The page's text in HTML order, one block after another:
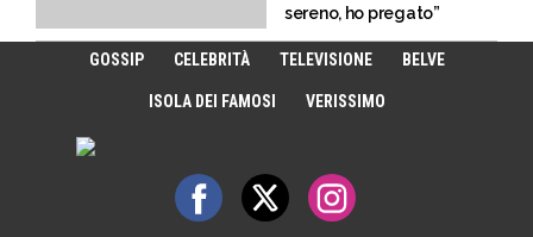
sereno, ho pregato”
GOSSIP CELEBRITÀ TELEVISIONE BELVE
ISOLA DEI FAMOSI VERISSIMO